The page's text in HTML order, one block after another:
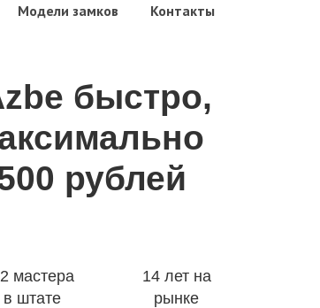
Модели замков Контакты
быстро,
рублей
мастера
в штате
14 лет на
рынке